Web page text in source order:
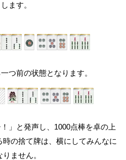
ます。
つ前の状態となります。
」と発声し、1000点棒を卓の上
の捨て牌は、横にしてみんなに
ません。